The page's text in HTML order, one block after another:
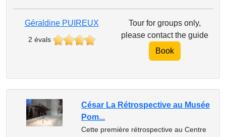
Géraldine PUIREUX
2 évals
Tour for groups only,
please contact the guide
Book
César La Rétrospective au Musée
Pom...
Cette première rétrospective au Centre